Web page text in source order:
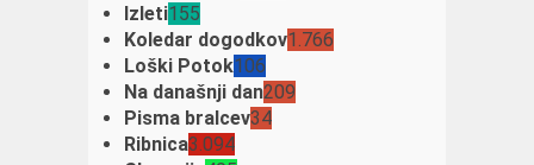
Izleti155
Koledar dogodkov1.766
Loški Potok106
Na današnji dan209
Pisma bralcev34
Ribnica3.094